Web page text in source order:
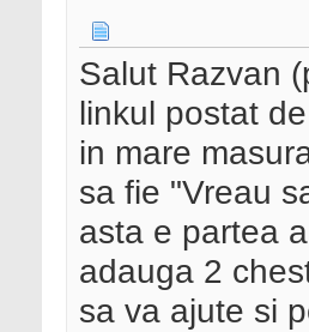
Salut Razvan
linkul postat
in mare
sa fie "Vreau
asta e partea
adauga 2
sa va ajute si